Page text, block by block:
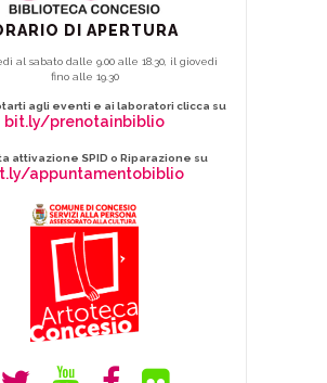
DI APERTURA
al sabato dalle 9.00 alle 18.30, il giovedì
fino alle 19.30
agli eventi e ai laboratori clicca su
bit.ly/prenotainbiblio
attivazione SPID o Riparazione su
appuntamentobiblio